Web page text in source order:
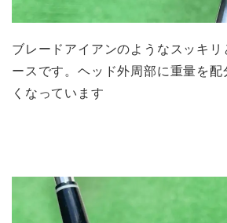
ブレードアイアンのようなスッキリ
ースです。ヘッド外周部に重量を配
くなっています